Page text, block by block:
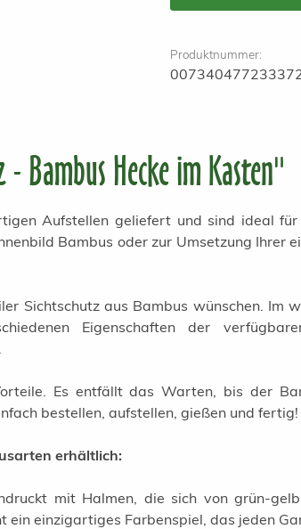
Produktnummer:
Bambus Hecke im Kasten"
Aufstellen geliefert und sind ideal
Bambus oder zur Umsetzung Ihrer
Sichtschutz aus Bambus wünschen. Im
Eigenschaften der
Es entfällt das Warten, bis der
bestellen, aufstellen, gießen und fertig!
erhältlich:
mit Halmen, die sich von grün-
einzigartiges Farbenspiel, das jeden